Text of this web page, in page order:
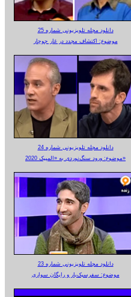
دانلود مجله تلویزیونی شماره 25
موضوع: اکتشاف مجدد در غار جوجار
دانلود مجله تلویزیونی شماره 24
موضوع: ورود سنگ‌نوردی به «المپیک 2020»
دانلود مجله تلویزیونی شماره 23
موضوع: سفرسبک‌بار و رایگان سواری